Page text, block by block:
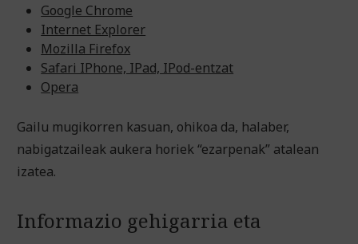
Google Chrome
Internet Explorer
Mozilla Firefox
Safari IPhone, IPad, IPod-entzat
Opera
Gailu mugikorren kasuan, ohikoa da, halaber,
nabigatzaileak aukera horiek “ezarpenak” atalean
izatea.
Informazio gehigarria eta